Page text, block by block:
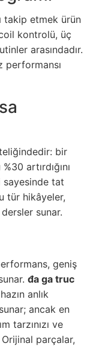
takip etmek ürün
kontrolü, üç
arasındadır.
performansı
bir
artırdığını
tat
tür hikâyeler,
sunar.
geniş
đa ga truc
anlık
ancak en
tarzınızı ve
Orijinal parçalar,